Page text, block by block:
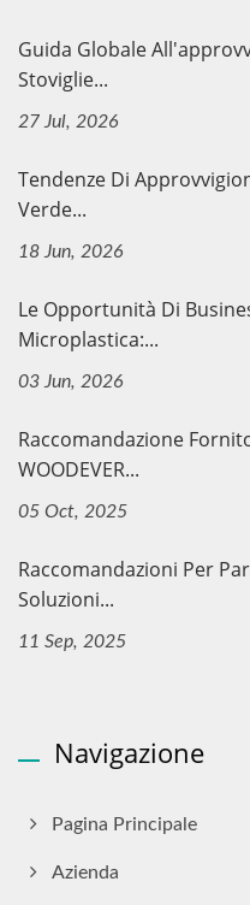
Guida Globale
Stoviglie...
27 Jul, 2026
Tendenze Di
Verde...
18 Jun, 2026
Le Opportunità Di
Microplastica:...
03 Jun, 2026
Raccomandazione
WOODEVER...
05 Oct, 2025
Raccomandazioni Per
Soluzioni...
11 Sep, 2025
Navigazione
Pagina Principale
Azienda